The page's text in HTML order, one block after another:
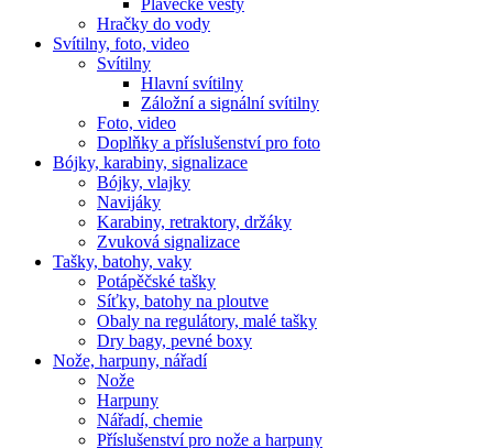
Hračky do vody
Svítilny, foto, video
Svítilny
Hlavní svítilny
Záložní a signální svítilny
Foto, video
Doplňky a příslušenství pro foto
Bójky, karabiny, signalizace
Bójky, vlajky
Navijáky
Karabiny, retraktory, držáky
Zvuková signalizace
Tašky, batohy, vaky
Potápěčské tašky
Síťky, batohy na ploutve
Obaly na regulátory, malé tašky
Dry bagy, pevné boxy
Nože, harpuny, nářadí
Nože
Harpuny
Nářadí, chemie
Příslušenství pro nože a harpuny